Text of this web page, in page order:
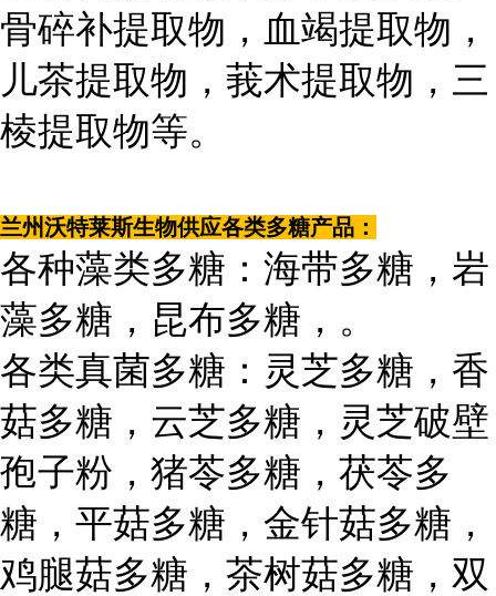
骨碎补提取物，血竭提取物，
儿茶提取物，莪术提取物，三
棱提取物等。
兰州沃特莱斯生物供应各类多糖产品：
各种藻类多糖：海带多糖，岩
藻多糖，昆布多糖，。
各类真菌多糖：灵芝多糖，香
菇多糖，云芝多糖，灵芝破壁
孢子粉，猪苓多糖，茯苓多
糖，平菇多糖，金针菇多糖，
鸡腿菇多糖，茶树菇多糖，双